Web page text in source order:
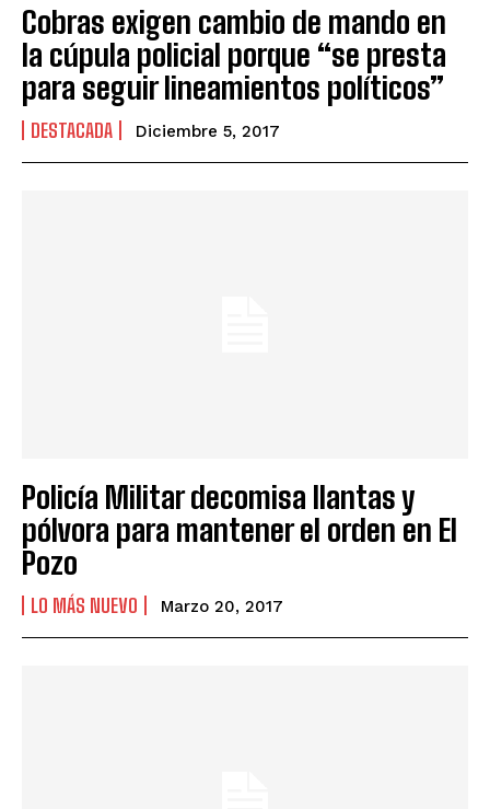
Cobras exigen cambio de mando en
la cúpula policial porque “se presta
para seguir lineamientos políticos”
DESTACADA Diciembre 5, 2017
Policía Militar decomisa llantas y
pólvora para mantener el orden en El
Pozo
LO MÁS NUEVO Marzo 20, 2017